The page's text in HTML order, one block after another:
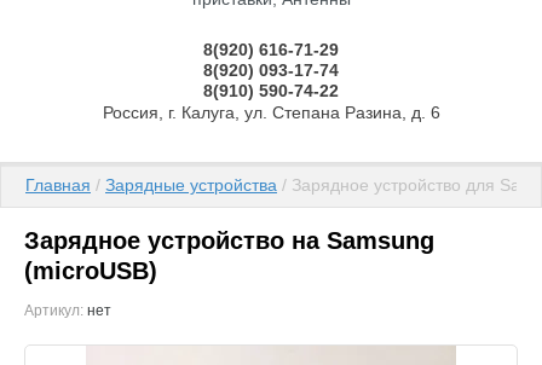
8(920) 616-71-29
8(920) 093-17-74
8(910) 590-74-22
Россия, г. Калуга, ул. Степана Разина, д. 6
Главная / Зарядные устройства / Зарядное устройство для
Зарядное устройство на Samsung
(microUSB)
Артикул: нет